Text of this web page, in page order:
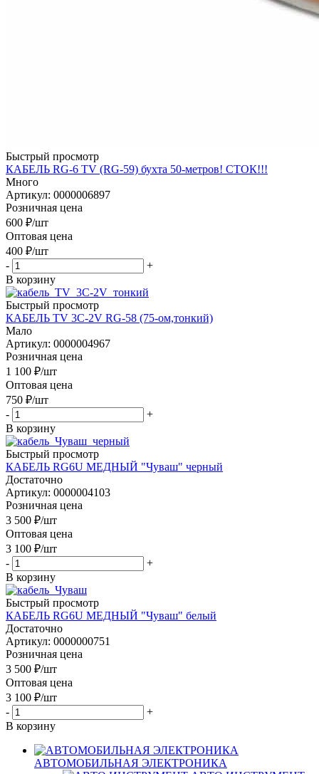
Быстрый просмотр
КАБЕЛЬ RG-6 TV (RG-59) бухта 50-метров! СТОК!!!
Много
Артикул: 0000006897
Розничная цена
600 ₽/шт
Оптовая цена
400 ₽/шт
-
+
В корзину
Быстрый просмотр
КАБЕЛЬ TV 3C-2V RG-58 (75-ом,тонкий)
Мало
Артикул: 0000004967
Розничная цена
1 100 ₽/шт
Оптовая цена
750 ₽/шт
-
+
В корзину
Быстрый просмотр
КАБЕЛЬ RG6U МЕДНЫЙ "Чуваш" черный
Достаточно
Артикул: 0000004103
Розничная цена
3 500 ₽/шт
Оптовая цена
3 100 ₽/шт
-
+
В корзину
Быстрый просмотр
КАБЕЛЬ RG6U МЕДНЫЙ "Чуваш" белый
Достаточно
Артикул: 0000000751
Розничная цена
3 500 ₽/шт
Оптовая цена
3 100 ₽/шт
-
+
В корзину
АВТОМОБИЛЬНАЯ ЭЛЕКТРОНИКА